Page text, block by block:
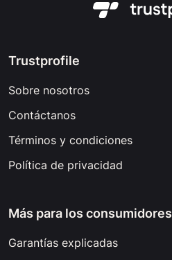
Trustprofile
Sobre nosotros
Contáctanos
Términos y condiciones
Política de privacidad
Más para los consumidores
Garantías explicadas